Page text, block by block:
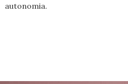
autonomia.